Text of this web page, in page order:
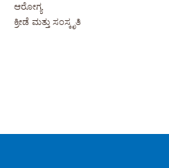
ಆರೋಗ್ಯ
ಕ್ರೀಡೆ ಮತ್ತು ಸಂಸ್ಕೃತಿ